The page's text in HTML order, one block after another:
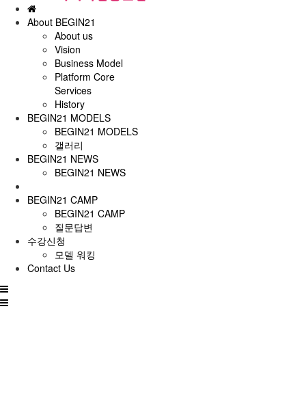
홈
으
로
About BEGIN21
About us
Vision
Business Model
Platform Core
Services
History
BEGIN21 MODELS
BEGIN21 MODELS
갤러리
BEGIN21 NEWS
BEGIN21 NEWS
BEGIN21 CAMP
BEGIN21 CAMP
질문답변
수강신청
모델 워킹
Contact Us
전
체